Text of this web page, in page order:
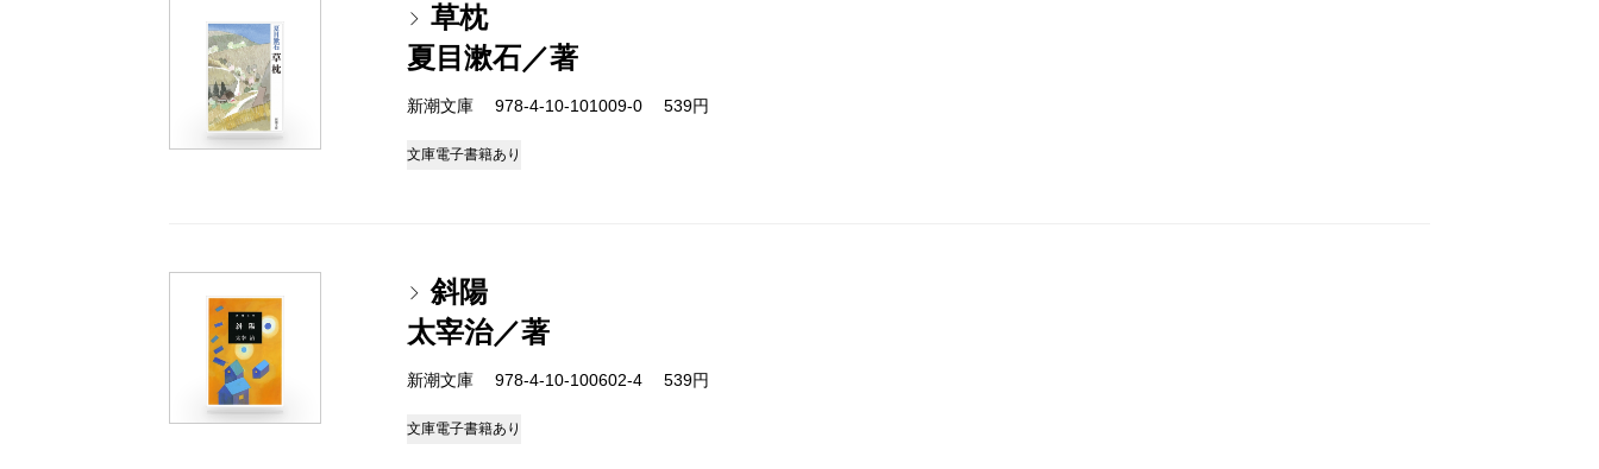
草枕
夏目漱石／著
新潮文庫 978-4-10-101009-0 539円
文庫電子書籍あり
斜陽
太宰治／著
新潮文庫 978-4-10-100602-4 539円
文庫電子書籍あり